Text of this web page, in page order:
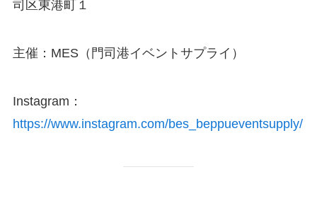
司区東港町１
主催：MES（門司港イベントサプライ）
Instagram：
https://www.instagram.com/bes_beppueventsupply/